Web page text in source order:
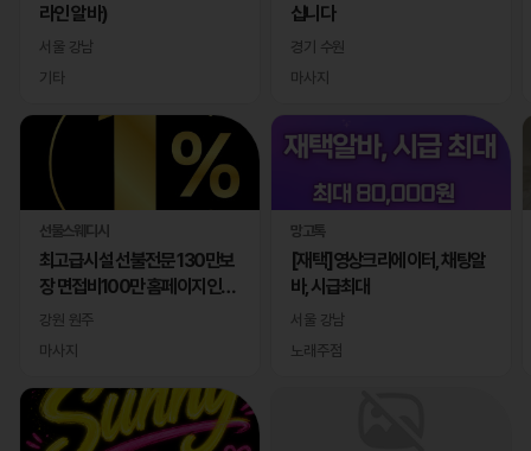
라인 알바)
서울 강남
기타
선물스웨디시
최고급시설 선불전문 130만보
장 면접비100만 홈페이지인증
완료
강원 원주
마사지
십니다
경기 수원
마사지
망고톡
[재택]영상크리에이터, 채팅알
바, 시급최대
서울 강남
노래주점